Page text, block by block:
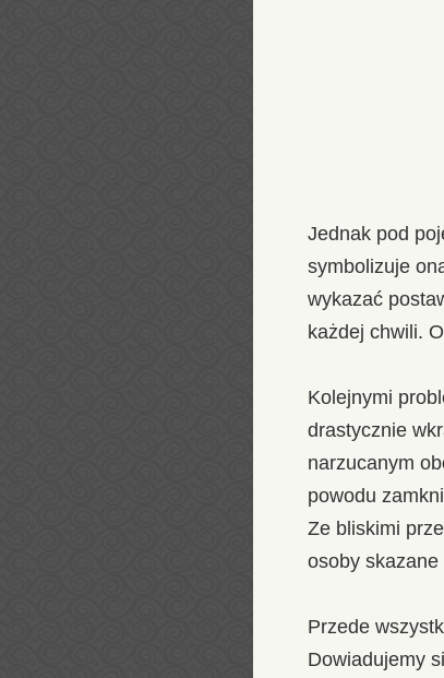
Jednak pod
symbolizuje
wykazać
każdej chwili.
Kolejnymi
drastycznie
narzucanym
powodu
Ze bliskimi
osoby
Przede
Dowiadujemy